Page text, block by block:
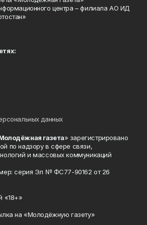
центра – филиала АО ИД
данных
газета» зарегистрировано
по надзору в сфере связи,
и массовых коммуникаций
серия Эл № ФС77-90162 от 26
«18+»
на «Молодёжную газету»